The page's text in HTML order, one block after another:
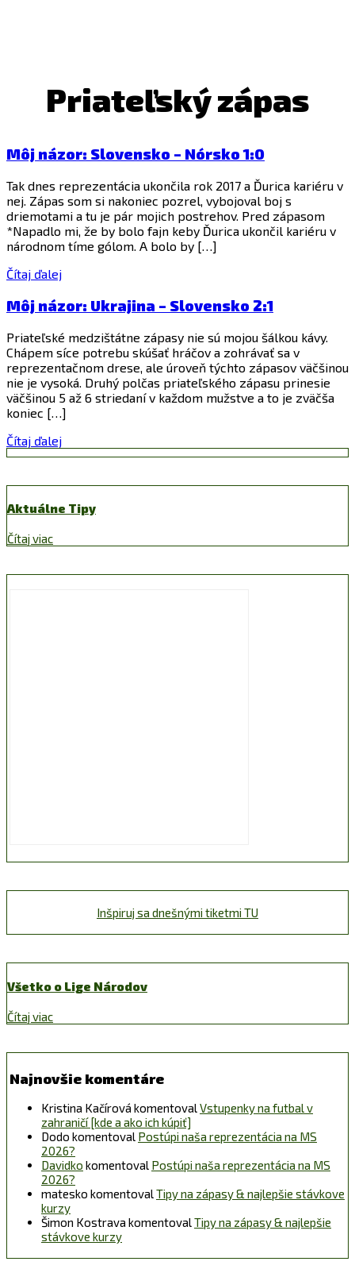
Priateľský zápas
Môj názor: Slovensko – Nórsko 1:0
Tak dnes reprezentácia ukončila rok 2017 a Ďurica kariéru v
nej. Zápas som si nakoniec pozrel, vybojoval boj s
driemotami a tu je pár mojich postrehov. Pred zápasom
*Napadlo mi, že by bolo fajn keby Ďurica ukončil kariéru v
národnom tíme gólom. A bolo by […]
Čítaj ďalej
Môj názor: Ukrajina – Slovensko 2:1
Priateľské medzištátne zápasy nie sú mojou šálkou kávy.
Chápem síce potrebu skúšať hráčov a zohrávať sa v
reprezentačnom drese, ale úroveň týchto zápasov väčšinou
nie je vysoká. Druhý polčas priateľského zápasu prinesie
väčšinou 5 až 6 striedaní v každom mužstve a to je zväčša
koniec […]
Čítaj ďalej
Aktuálne Tipy
Čítaj viac
Inšpiruj sa dnešnými tiketmi TU
Všetko o Lige Národov
Čítaj viac
Najnovšie komentáre
Kristina Kačírová komentovalVstupenky na futbal v
zahraničí [kde a ako ich kúpiť]
Dodo komentoval Postúpi naša reprezentácia na MS
2026?
Davidko komentoval Postúpi naša reprezentácia na MS
2026?
matesko komentovalTipy na zápasy & najlepšie stávkove
kurzy
Šimon Kostrava komentovalTipy na zápasy & najlepšie
stávkove kurzy